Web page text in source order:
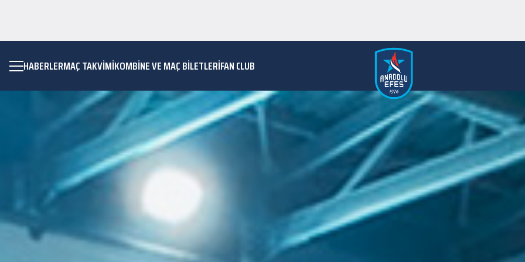
HABERLERMAÇ TAKVIMIKOMBİNE VE MAÇ BİLETLERİFAN CLUB